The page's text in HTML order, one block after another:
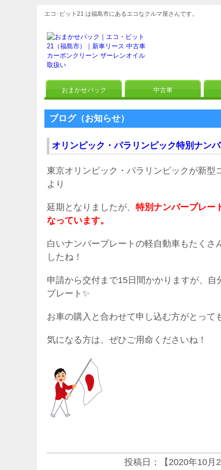
エコ･ピット21 は福島市にあるエコなクルマ屋さんです。
おまかせパック 中古車
ブログ（お知らせ）
オリンピック・パラリンピック特別ナン
東京オリンピック・パラリンピックが新型
より
延期となりましたが、 特別ナンバープレー
なっています。
白いナンバープレートの軽自動車もたくさ
したね！
申請から交付まで15日間かかりますが、自
プレート✨
お車の購入と合わせて申し込む方がとって
気になる方は、ぜひご用命くださいね！
投稿日：【2020年10月